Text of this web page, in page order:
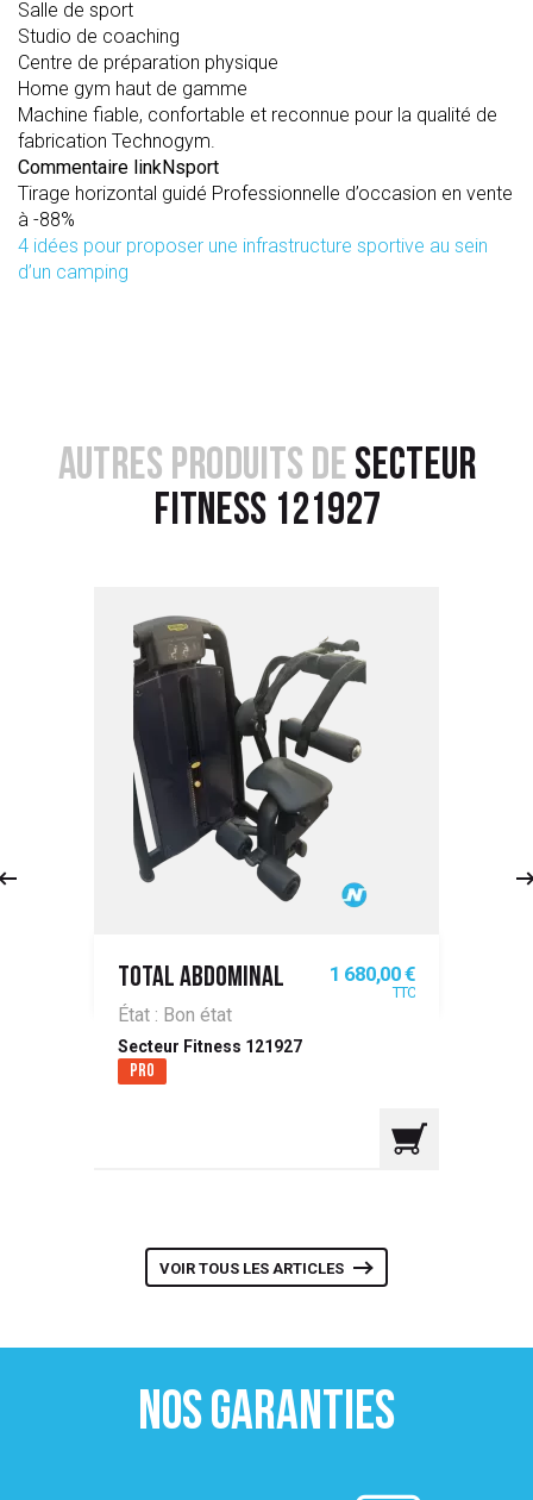
Salle de sport
Studio de coaching
Centre de préparation physique
Home gym haut de gamme
Machine fiable, confortable et reconnue pour la qualité de
fabrication Technogym.
Commentaire linkNsport
Tirage horizontal guidé Professionnelle d’occasion en vente
à -88%
4 idées pour proposer une infrastructure sportive au sein
d’un camping
AUTRES PRODUITS DE SECTEUR
FITNESS 121927
TOTAL ABDOMINAL Prix
1 680,00 €
TTC
État : Bon état
Secteur Fitness 121927
Pro
VOIR TOUS LES ARTICLES
NOS GARANTIES